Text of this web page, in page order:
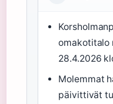
omakotitalo
28.4.2026
Molemmat
päivittivät